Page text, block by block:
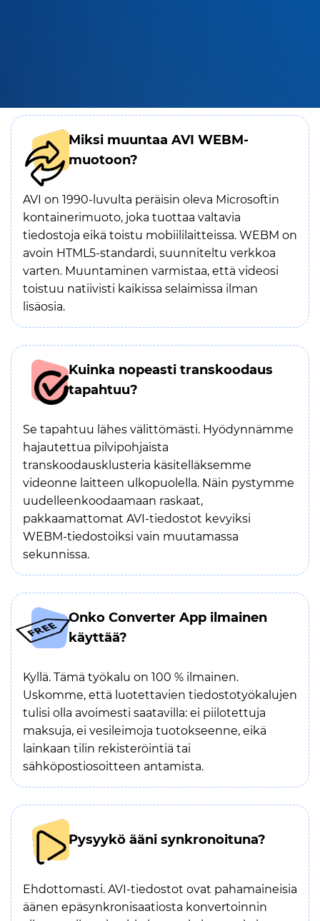
Miksi muuntaa AVI WEBM-
muotoon?
AVI on 1990-luvulta peräisin oleva Microsoftin
kontainerimuoto, joka tuottaa valtavia
tiedostoja eikä toistu mobiililaitteissa. WEBM on
avoin HTML5-standardi, suunniteltu verkkoa
varten. Muuntaminen varmistaa, että videosi
toistuu natiivisti kaikissa selaimissa ilman
lisäosia.
Kuinka nopeasti transkoodaus
tapahtuu?
Se tapahtuu lähes välittömästi. Hyödynnämme
hajautettua pilvipohjaista
transkoodausklusteria käsitelläksemme
videonne laitteen ulkopuolella. Näin pystymme
uudelleenkoodaamaan raskaat,
pakkaamattomat AVI-tiedostot kevyiksi
WEBM-tiedostoiksi vain muutamassa
sekunnissa.
Onko Converter App ilmainen
käyttää?
Kyllä. Tämä työkalu on 100 % ilmainen.
Uskomme, että luotettavien tiedostotyökalujen
tulisi olla avoimesti saatavilla: ei piilotettuja
maksuja, ei vesileimoja tuotokseenne, eikä
lainkaan tilin rekisteröintiä tai
sähköpostiosoitteen antamista.
Pysyykö ääni synkronoituna?
Ehdottomasti. AVI-tiedostot ovat pahamaineisia
äänen epäsynkronisaatiosta konvertoinnin